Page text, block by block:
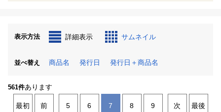
表示方法 詳細表示 サムネイル
並べ替え 商品名 発行日 発行日＋商品名
561件あります
最初 前 5 6 7 8 9 次 最後